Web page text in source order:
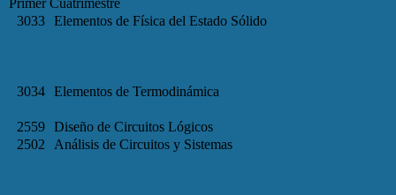
3033
Elementos de Física del Estado Sólido
3034 Elementos de Termodinámica
2559
Diseño de Circuitos Lógicos
2502
Análisis de Circuitos y Sistemas